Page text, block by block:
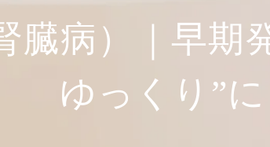
臓病）｜早期
ゆっくり”に